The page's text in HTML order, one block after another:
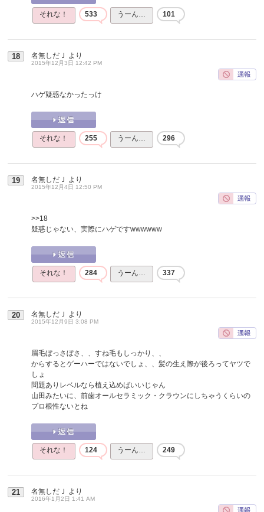
それな！ 533 うーん… 101
18 名無しだＪ より
2015年12月3日 12:42 PM
ハゲ疑惑なかったっけ
それな！ 255 うーん… 296
19 名無しだＪ より
2015年12月4日 12:50 PM
>>18
疑惑じゃない、実際にハゲですwwwwww
それな！ 284 うーん… 337
20 名無しだＪ より
2015年12月9日 3:08 PM
眉毛ぼっさぼさ、、すね毛もしっかり、、
からするとゲーハーではないでしょ、、髪の生え際が後ろってヤツで
しょ
問題ありレベルなら植え込めばいいじゃん
山田みたいに、前歯オールセラミック・クラウンにしちゃうくらいの
プロ根性ないとね
それな！ 124 うーん… 249
21 名無しだＪ より
2016年1月2日 1:41 AM